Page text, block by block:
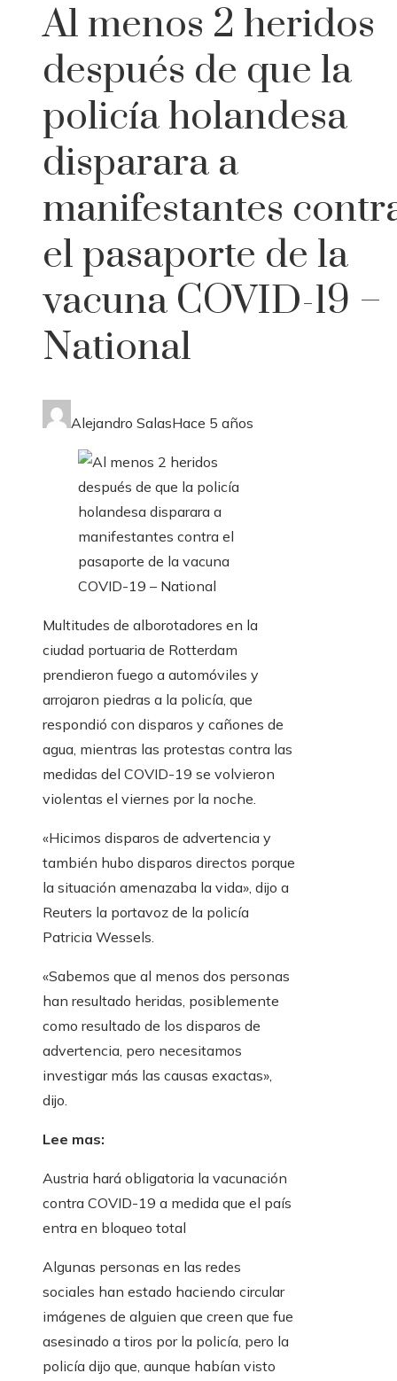
Al menos 2 heridos
después de que la
policía holandesa
disparara a
manifestantes
el pasaporte de la
vacuna COVID-19 –
National
Alejandro SalasHace 5 años
Multitudes de alborotadores en la
ciudad portuaria de Rotterdam
prendieron fuego a automóviles y
arrojaron piedras a la policía, que
respondió con disparos y cañones de
agua, mientras las protestas contra las
medidas del COVID-19 se volvieron
violentas el viernes por la noche.
«Hicimos disparos de advertencia y
también hubo disparos directos porque
la situación amenazaba la vida», dijo a
Reuters la portavoz de la policía
Patricia Wessels.
«Sabemos que al menos dos personas
han resultado heridas, posiblemente
como resultado de los disparos de
advertencia, pero necesitamos
investigar más las causas exactas»,
dijo.
Lee mas:
Austria hará obligatoria la vacunación
contra COVID-19 a medida que el país
entra en bloqueo total
Algunas personas en las redes
sociales han estado haciendo circular
imágenes de alguien que creen que fue
asesinado a tiros por la policía, pero la
policía dijo que, aunque habían visto